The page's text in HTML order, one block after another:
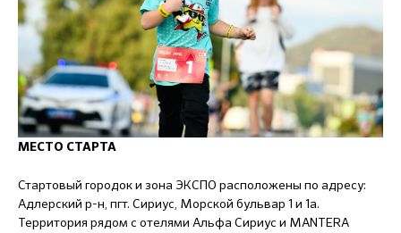
МЕСТО СТАРТА
Стартовый городок и зона ЭКСПО расположены по адресу:
Адлерский р-н, пгт. Сириус, Морской бульвар 1 и 1а.
Территория рядом с отелями Альфа Сириус и MANTERA